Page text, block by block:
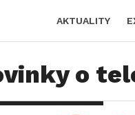
AKTUALITY
o